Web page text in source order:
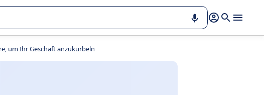
um Ihr Geschäft anzukurbeln